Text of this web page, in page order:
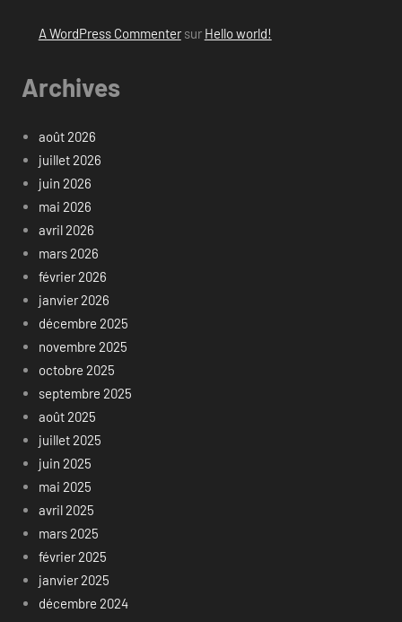
A WordPress Commentersur Hello world!
Archives
août 2026
juillet 2026
juin 2026
mai 2026
avril 2026
mars 2026
février 2026
janvier 2026
décembre 2025
novembre 2025
octobre 2025
septembre 2025
août 2025
juillet 2025
juin 2025
mai 2025
avril 2025
mars 2025
février 2025
janvier 2025
décembre 2024